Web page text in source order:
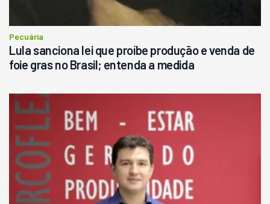
Consultar
Pecuária
Lula sanciona lei que proíbe produção e venda de
foie gras no Brasil; entenda a medida